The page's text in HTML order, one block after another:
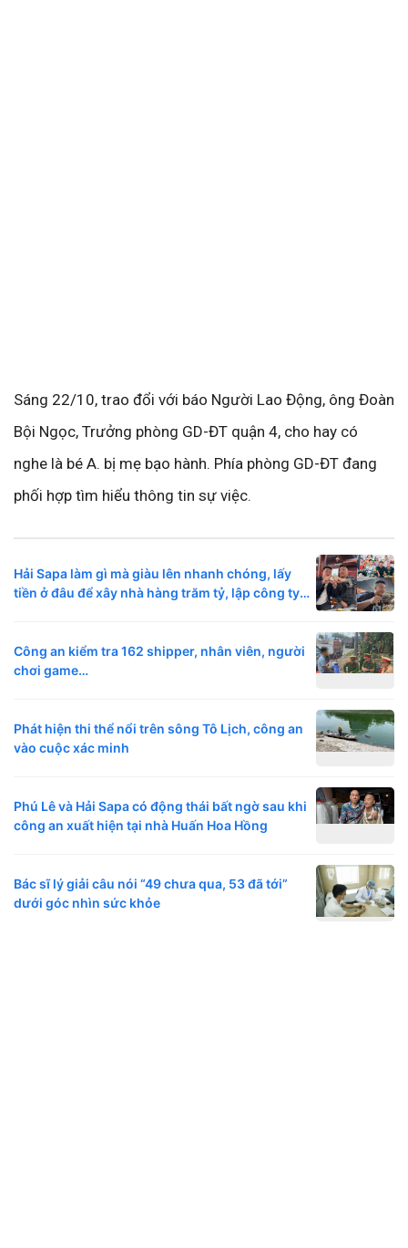
Sáng 22/10, trao đổi với báo Người Lao Động, ông Đoàn
Bội Ngọc, Trưởng phòng GD-ĐT quận 4, cho hay có
nghe là bé A. bị mẹ bạo hành. Phía phòng GD-ĐT đang
phối hợp tìm hiểu thông tin sự việc.
Hải Sapa làm gì mà giàu lên nhanh chóng, lấy
tiền ở đâu để xây nhà hàng trăm tỷ, lập công ty
Công an kiểm tra 162 shipper, nhân viên, người
chơi game…
Phát hiện thi thể nổi trên sông Tô Lịch, công an
vào cuộc xác minh
Phú Lê và Hải Sapa có động thái bất ngờ sau khi
công an xuất hiện tại nhà Huấn Hoa Hồng
Bác sĩ lý giải câu nói “49 chưa qua, 53 đã tới”
dưới góc nhìn sức khỏe